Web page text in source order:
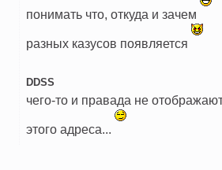
понимать что, откуда и зачем
разных казусов появляется
DDSS
чего-то и правада не
этого адреса...